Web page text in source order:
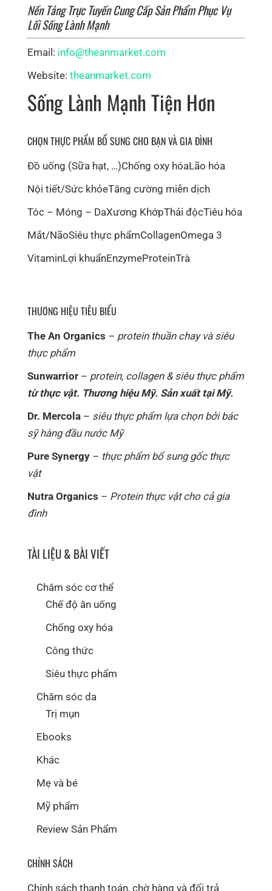
Nền Tảng Trực Tuyến Cung Cấp Sản Phẩm Phục Vụ
Lối Sống Lành Mạnh
Email: info@theanmarket.com
Website: theanmarket.com
Sống Lành Mạnh Tiện Hơn
CHỌN THỰC PHẨM BỔ SUNG CHO BẠN VÀ GIA ĐÌNH
Đồ uống (Sữa hạt, …)Chống oxy hóaLão hóa
Nội tiết/Sức khỏeTăng cường miễn dịch
Tóc – Móng – DaXương KhớpThải độcTiêu hóa
Mắt/NãoSiêu thực phẩmCollagenOmega 3
VitaminLợi khuẩnEnzymeProteinTrà
THƯƠNG HIỆU TIÊU BIỂU
The An Organics – protein thuần chay và siêu
thực phẩm
Sunwarrior – protein, collagen & siêu thực phẩm
từ thực vật. Thương hiệu Mỹ. Sản xuất tại Mỹ.
Dr. Mercola – siêu thực phẩm lựa chọn bởi bác
sỹ hàng đầu nước Mỹ
Pure Synergy – thực phẩm bổ sung gốc thực
vật
Nutra Organics – Protein thực vật cho cả gia
đình
TÀI LIỆU & BÀI VIẾT
Chăm sóc cơ thể
Chế độ ăn uống
Chống oxy hóa
Công thức
Siêu thực phẩm
Chăm sóc da
Trị mụn
Ebooks
Khác
Mẹ và bé
Mỹ phẩm
Review Sản Phẩm
CHÍNH SÁCH
Chính sách thanh toán, chờ hàng và đổi trả